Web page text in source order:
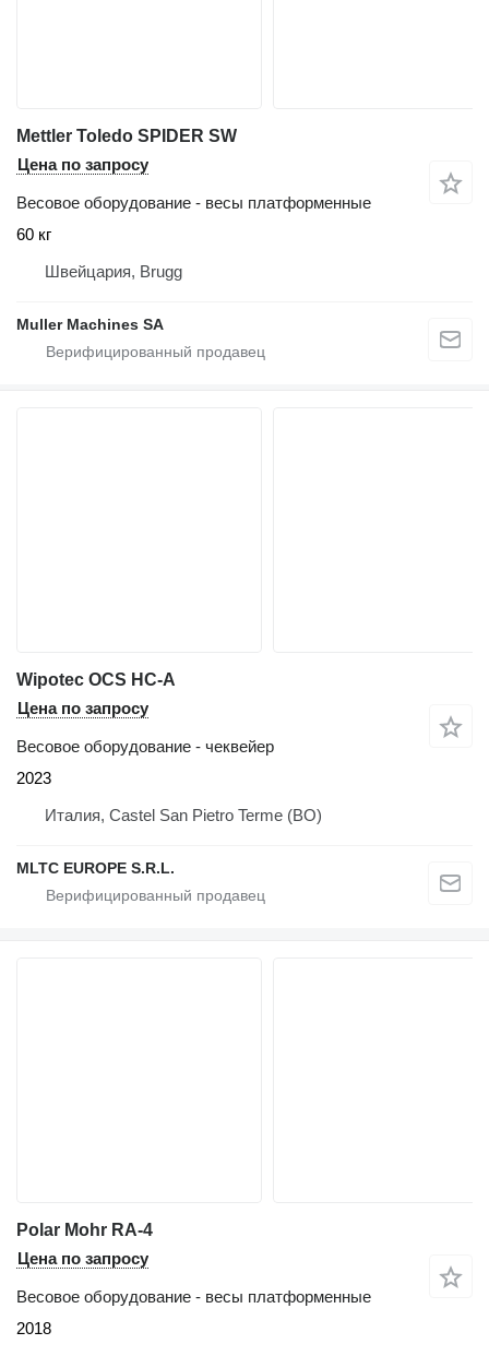
Mettler Toledo SPIDER SW
Цена по запросу
Весовое оборудование - весы платформенные
60 кг
Швейцария, Brugg
Muller Machines SA
Wipotec OCS HC-A
Цена по запросу
Весовое оборудование - чеквейер
2023
Италия, Castel San Pietro Terme (BO)
MLTC EUROPE S.R.L.
Polar Mohr RA-4
Цена по запросу
Весовое оборудование - весы платформенные
2018